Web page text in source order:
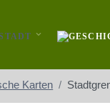
Karten